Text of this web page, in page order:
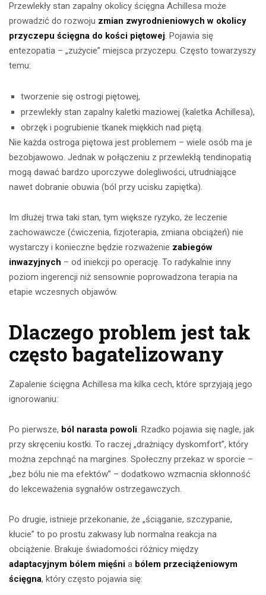
Przewlekły stan zapalny okolicy ścięgna Achillesa może
prowadzić do rozwoju zmian zwyrodnieniowych w okolicy
przyczepu ścięgna do kości piętowej. Pojawia się
entezopatia – „zużycie” miejsca przyczepu. Często towarzyszy
temu:
tworzenie się ostrogi piętowej,
przewlekły stan zapalny kaletki maziowej (kaletka Achillesa),
obrzęk i pogrubienie tkanek miękkich nad piętą.
Nie każda ostroga piętowa jest problemem – wiele osób ma je
bezobjawowo. Jednak w połączeniu z przewlekłą tendinopatią
mogą dawać bardzo uporczywe dolegliwości, utrudniające
nawet dobranie obuwia (ból przy ucisku zapiętka).
Im dłużej trwa taki stan, tym większe ryzyko, że leczenie
zachowawcze (ćwiczenia, fizjoterapia, zmiana obciążeń) nie
wystarczy i konieczne będzie rozważenie zabiegów
inwazyjnych – od iniekcji po operację. To radykalnie inny
poziom ingerencji niż sensownie poprowadzona terapia na
etapie wczesnych objawów.
Dlaczego problem jest tak
często bagatelizowany
Zapalenie ścięgna Achillesa ma kilka cech, które sprzyjają jego
ignorowaniu:
Po pierwsze, ból narasta powoli. Rzadko pojawia się nagle, jak
przy skręceniu kostki. To raczej „drażniący dyskomfort”, który
można zepchnąć na margines. Społeczny przekaz w sporcie –
„bez bólu nie ma efektów” – dodatkowo wzmacnia skłonność
do lekceważenia sygnałów ostrzegawczych.
Po drugie, istnieje przekonanie, że „ściąganie, szczypanie,
kłucie” to po prostu zakwasy lub normalna reakcja na
obciążenie. Brakuje świadomości różnicy między
adaptacyjnym bólem mięśni a bólem przeciążeniowym
ścięgna, który często pojawia się: